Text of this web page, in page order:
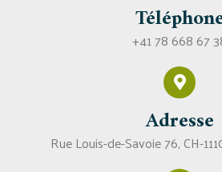
+41 78 668 67
Adresse
Rue Louis-de-Savoie 76, CH-